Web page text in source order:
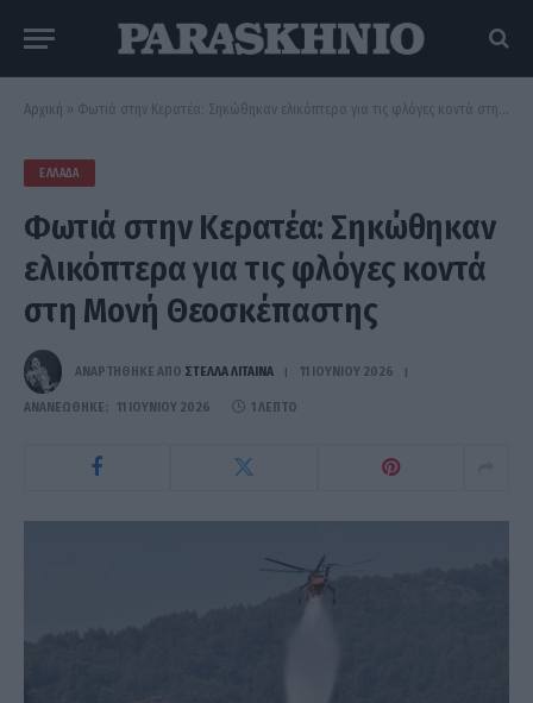
Αρχική » Φωτιά στην Κερατέα: Σηκώθηκαν ελικόπτερα για τις φλόγες κοντά στη Μονή Θεοσκέπαστης
ΕΛΛΆΔΑ
Φωτιά στην Κερατέα: Σηκώθηκαν
ελικόπτερα για τις φλόγες κοντά
στη Μονή Θεοσκέπαστης
ΑΝΑΡΤΗΘΗΚΕ ΑΠΟ ΣΤΈΛΛΑ ΛΊΤΑΙΝΑ 11 ΙΟΥΝΊΟΥ 2026
ΑΝΑΝΕΏΘΗΚΕ: 11 ΙΟΥΝΊΟΥ 2026 1 ΛΕΠΤΌ